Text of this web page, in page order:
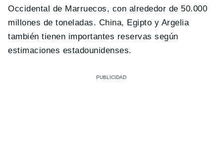
Occidental de Marruecos, con alrededor de 50.000
millones de toneladas. China, Egipto y Argelia
también tienen importantes reservas según
estimaciones estadounidenses.